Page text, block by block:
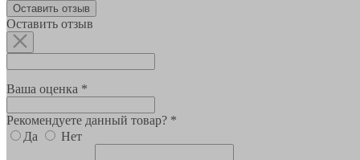
Оставить отзыв
Оставить отзыв
Ваша оценка *
Рекомендуете данный товар? *
Да
Нет